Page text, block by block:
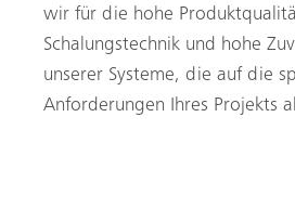
wir für die hohe
Schalungstechnik und hohe
unserer Systeme, die auf die
Anforderungen Ihres Projekts